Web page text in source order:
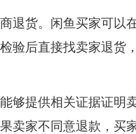
退货。闲鱼买家可以
验后直接找卖家退货
够提供相关证据证明
卖家不同意退款，买